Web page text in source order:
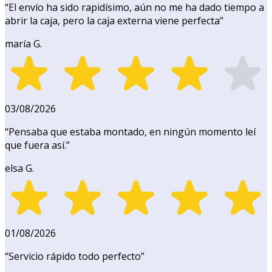
“El envío ha sido rapidísimo, aún no me ha dado tiempo a
abrir la caja, pero la caja externa viene perfecta”
maría G.
03/08/2026
“Pensaba que estaba montado, en ningún momento leí
que fuera así.”
elsa G.
01/08/2026
“Servicio rápido todo perfecto”